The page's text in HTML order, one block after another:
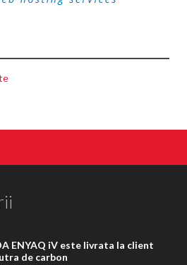
ENYAQ iV este livrata la client
de carbon